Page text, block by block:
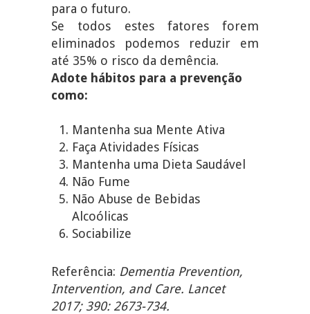
para o futuro.
Se todos estes fatores forem
eliminados podemos reduzir em
até 35% o risco da demência.
Adote hábitos para a prevenção
como:
Mantenha sua Mente Ativa
Faça Atividades Físicas
Mantenha uma Dieta Saudável
Não Fume
Não Abuse de Bebidas
Alcoólicas
Sociabilize
Referência: Dementia Prevention,
Intervention, and Care. Lancet
2017; 390: 2673-734.